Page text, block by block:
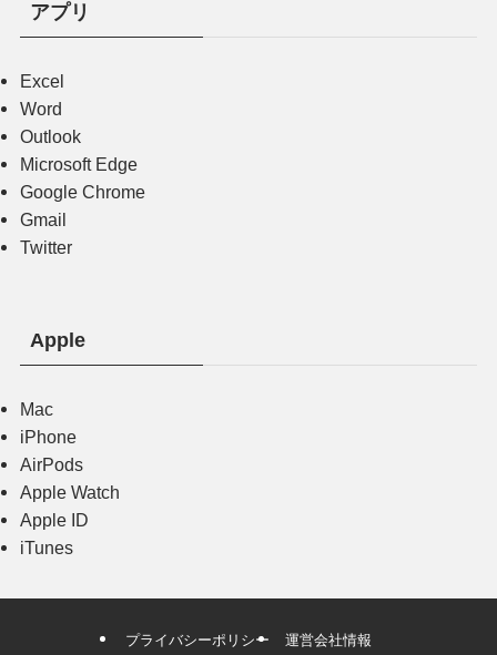
アプリ
Excel
Word
Outlook
Microsoft Edge
Google Chrome
Gmail
Twitter
Apple
Mac
iPhone
AirPods
Apple Watch
Apple ID
iTunes
プライバシーポリシー 運営会社情報